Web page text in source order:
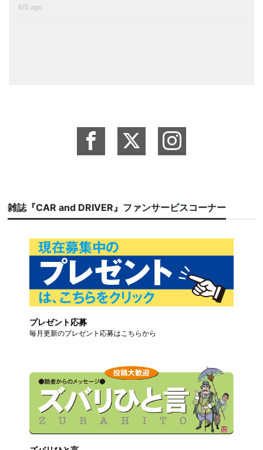
6日 ago
雑誌『CAR and DRIVER』ファンサービスコーナー
プレゼント応募
毎月更新のプレゼント応募はこちらから